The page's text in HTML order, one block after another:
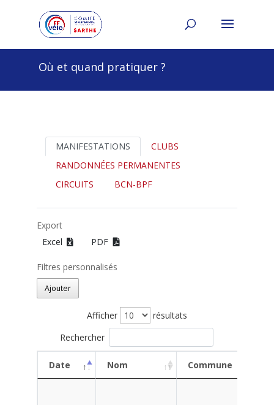
Où et quand pratiquer ?
MANIFESTATIONS
CLUBS
RANDONNÉES PERMANENTES
CIRCUITS
BCN-BPF
Export
Excel
PDF
Filtres personnalisés
Ajouter
Afficher
résultats
Rechercher
Date Nom Commune